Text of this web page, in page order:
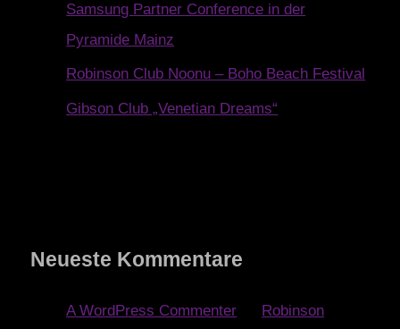
Samsung Partner Conference in der
Pyramide Mainz
Robinson Club Noonu – Boho Beach Festival
Gibson Club „Venetian Dreams“
Neueste Kommentare
A WordPress Commenter
Robinson